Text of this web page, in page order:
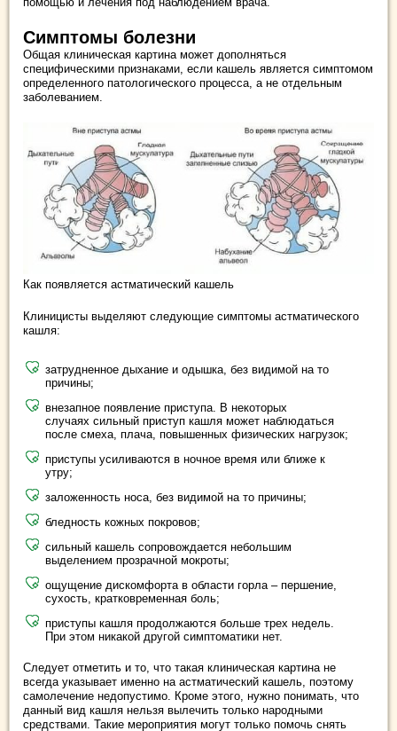
Симптомы болезни
Общая клиническая картина может дополняться
специфическими признаками, если кашель является симптомом
определенного патологического процесса, а не отдельным
заболеванием.
Как появляется астматический кашель
Клиницисты выделяют следующие симптомы астматического
кашля:
затрудненное дыхание и одышка, без видимой на то
причины;
внезапное появление приступа. В некоторых
случаях сильный приступ кашля может наблюдаться
после смеха, плача, повышенных физических нагрузок;
приступы усиливаются в ночное время или ближе к
утру;
заложенность носа, без видимой на то причины;
бледность кожных покровов;
сильный кашель сопровождается небольшим
выделением прозрачной мокроты;
ощущение дискомфорта в области горла – першение,
сухость, кратковременная боль;
приступы кашля продолжаются больше трех недель.
При этом никакой другой симптоматики нет.
Следует отметить и то, что такая клиническая картина не
всегда указывает именно на астматический кашель, поэтому
самолечение недопустимо. Кроме этого, нужно понимать, что
данный вид кашля нельзя вылечить только народными
средствами. Такие мероприятия могут только помочь снять